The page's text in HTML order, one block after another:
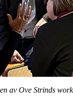
av Ove Strinds